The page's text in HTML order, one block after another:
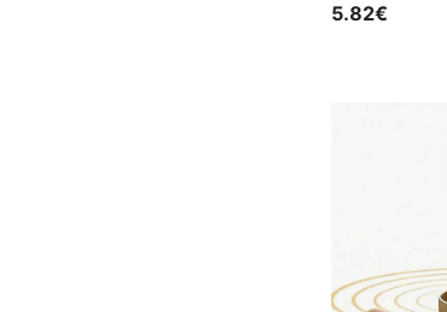
5.82€